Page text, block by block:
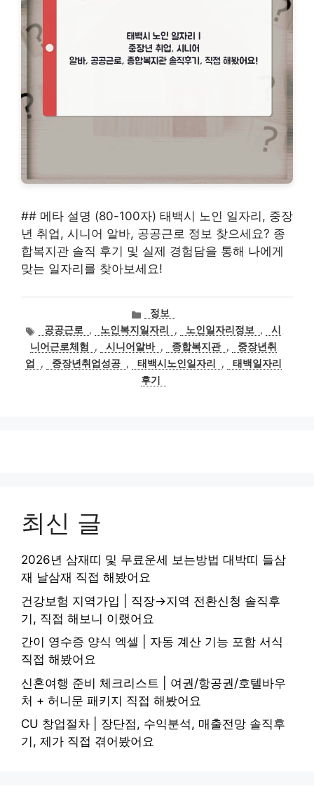
## 메타 설명 (80-100자) 태백시 노인 일자리, 중장
년 취업, 시니어 알바, 공공근로 정보 찾으세요? 종
합복지관 솔직 후기 및 실제 경험담을 통해 나에게
맞는 일자리를 찾아보세요!
카
테
고
리
정보
태
그
공공근로 , 노인복지일자리 , 노인일자리정보 ,
시
니어근로체험
, 시니어알바 , 종합복지관 ,
중장년취
업
, 중장년취업성공 , 태백시노인일자리 ,
태백일자리
후기
최신 글
2026년 삼재띠 및 무료운세 보는방법 대박띠 들삼
재 날삼재 직접 해봤어요
건강보험 지역가입 | 직장→지역 전환신청 솔직후
기, 직접 해보니 이랬어요
간이 영수증 양식 엑셀 | 자동 계산 기능 포함 서식
직접 해봤어요
신혼여행 준비 체크리스트 | 여권/항공권/호텔바우
처 + 허니문 패키지 직접 해봤어요
CU 창업절차 | 장단점, 수익분석, 매출전망 솔직후
기, 제가 직접 겪어봤어요